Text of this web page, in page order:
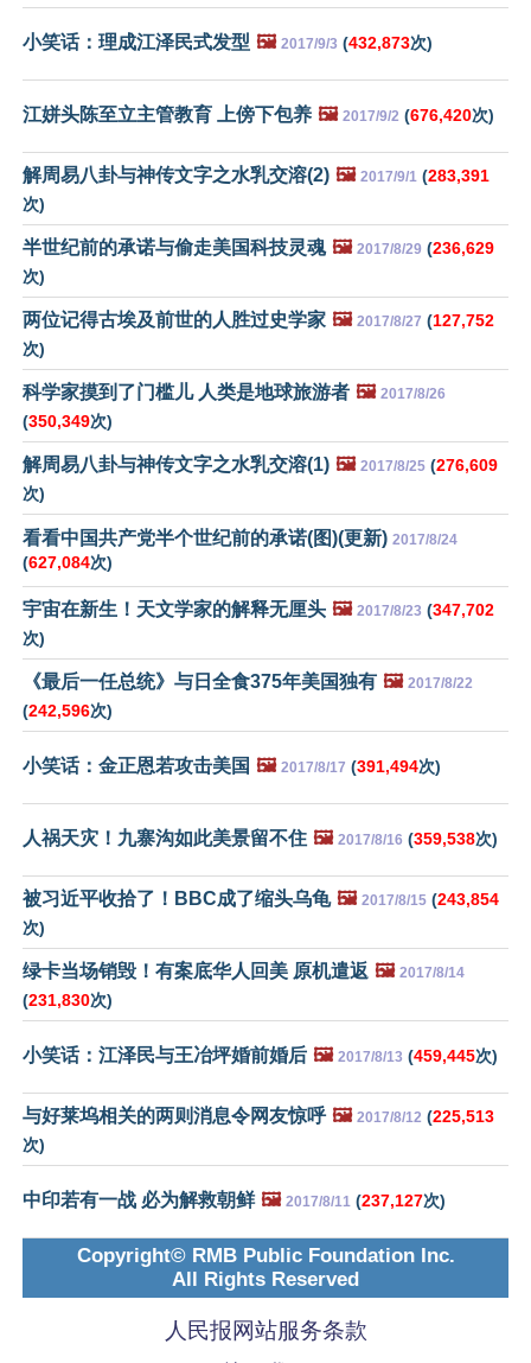
小笑话：理成江泽民式发型 🖼️ 2017/9/3 (432,873次)
江姘头陈至立主管教育 上傍下包养 🖼️ 2017/9/2 (676,420次)
解周易八卦与神传文字之水乳交溶(2) 🖼️ 2017/9/1 (283,391
次)
半世纪前的承诺与偷走美国科技灵魂 🖼️ 2017/8/29 (236,629
次)
两位记得古埃及前世的人胜过史学家 🖼️ 2017/8/27 (127,752
次)
科学家摸到了门槛儿 人类是地球旅游者 🖼️ 2017/8/26
(350,349次)
解周易八卦与神传文字之水乳交溶(1) 🖼️ 2017/8/25 (276,609
次)
看看中国共产党半个世纪前的承诺(图)(更新) 2017/8/24
(627,084次)
宇宙在新生！天文学家的解释无厘头 🖼️ 2017/8/23 (347,702
次)
《最后一任总统》与日全食375年美国独有 🖼️ 2017/8/22
(242,596次)
小笑话：金正恩若攻击美国 🖼️ 2017/8/17 (391,494次)
人祸天灾！九寨沟如此美景留不住 🖼️ 2017/8/16 (359,538次)
被习近平收拾了！BBC成了缩头乌龟 🖼️ 2017/8/15 (243,854
次)
绿卡当场销毁！有案底华人回美 原机遣返 🖼️ 2017/8/14
(231,830次)
小笑话：江泽民与王冶坪婚前婚后 🖼️ 2017/8/13 (459,445次)
与好莱坞相关的两则消息令网友惊呼 🖼️ 2017/8/12 (225,513
次)
中印若有一战 必为解救朝鲜 🖼️ 2017/8/11 (237,127次)
Copyright© RMB Public Foundation Inc.
All Rights Reserved
人民报网站服务条款